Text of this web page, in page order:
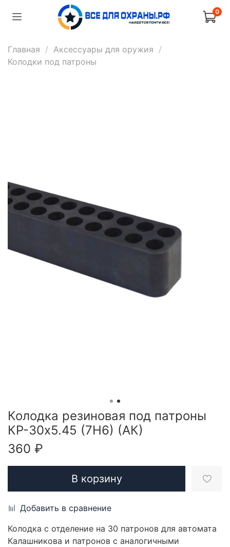
0
Главная
Аксессуары для оружия
Колодки под патроны
Колодка резиновая под патроны
КР-30х5.45 (7Н6) (АК)
360 ₽
В корзину
Добавить в сравнение
Колодка с отделение на 30 патронов для автомата
Калашникова и патронов с аналогичными